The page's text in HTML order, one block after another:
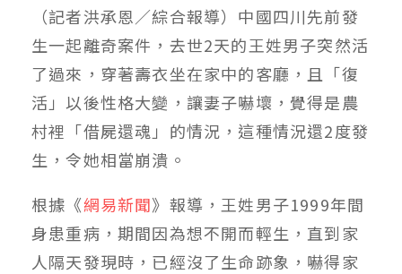
（記者洪承恩／綜合報導）中國四川先前發
生一起離奇案件，去世2天的王姓男子突然活
了過來，穿著壽衣坐在家中的客廳，且「復
活」以後性格大變，讓妻子嚇壞，覺得是農
村裡「借屍還魂」的情況，這種情況還2度發
生，令她相當崩潰。
根據《網易新聞》報導，王姓男子1999年間
身患重病，期間因為想不開而輕生，直到家
人隔天發現時，已經沒了生命跡象，嚇得家